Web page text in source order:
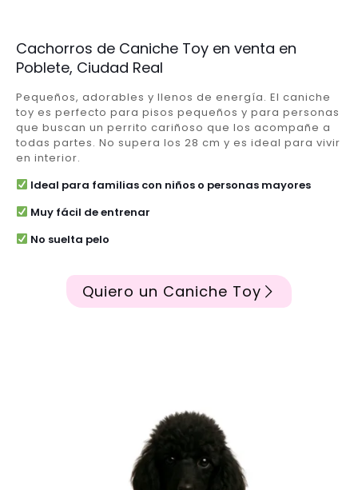
Cachorros de Caniche Toy en venta en
Poblete, Ciudad Real
Pequeños, adorables y llenos de energía. El caniche
toy es perfecto para pisos pequeños y para personas
que buscan un perrito cariñoso que los acompañe a
todas partes. No supera los 28 cm y es ideal para vivir
en interior.
Ideal para familias con niños o personas mayores
Muy fácil de entrenar
No suelta pelo
Quiero un Caniche Toy